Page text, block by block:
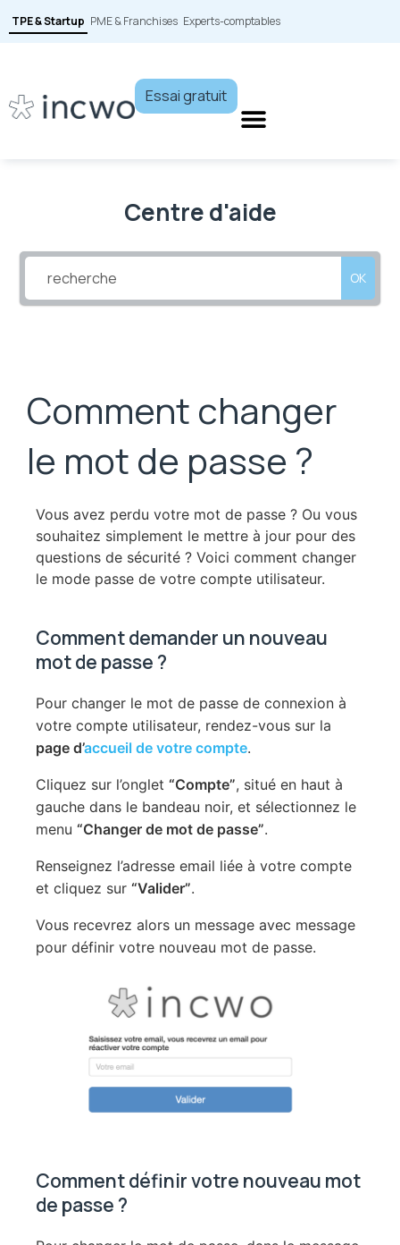
TPE & Startup PME & Franchises Experts-comptables
Essai gratuit
Centre d'aide
OK
Comment changer
le mot de passe ?
Vous avez perdu votre mot de passe ? Ou vous
souhaitez simplement le mettre à jour pour des
questions de sécurité ? Voici comment changer
le mode passe de votre compte utilisateur.
Comment demander un nouveau
mot de passe ?
Pour changer le mot de passe de connexion à
votre compte utilisateur, rendez-vous sur la
page d’accueil de votre compte.
Cliquez sur l’onglet “Compte”, situé en haut à
gauche dans le bandeau noir, et sélectionnez le
menu “Changer de mot de passe”.
Renseignez l’adresse email liée à votre compte
et cliquez sur “Valider”.
Vous recevrez alors un message avec message
pour définir votre nouveau mot de passe.
Comment définir votre nouveau mot
de passe ?